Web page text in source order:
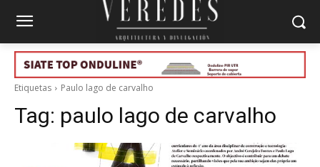
Etiquetas Paulo lago de carvalho
Tag: paulo lago de carvalho